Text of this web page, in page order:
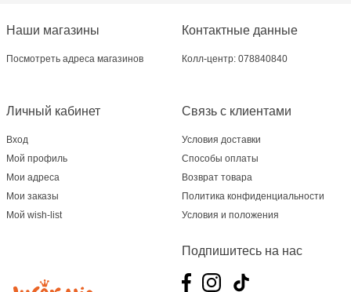
Наши магазины
Посмотреть адреса магазинов
Связь с клиентами
Условия доставки
Способы оплаты
Возврат товара
Политика конфиденциальности
Условия и положения
Личный кабинет
Вход
Мой профиль
Мои адреса
Мои заказы
Мой wish-list
Контактные данные
Колл-центр: 078840840
Подпишитесь на нас